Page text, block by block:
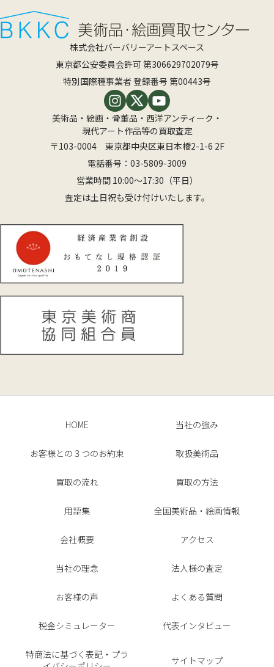
株式会社バーバリーアートスペース
東京都公安委員会許可 第306629702079号
特別国際種事業者 登録番号 第00443号
美術品・絵画・骨董品・西洋アンティーク・
現代アート作品等の買取査定
〒103-0004 東京都中央区東日本橋2-1-6 2F
電話番号： 03-5809-3009
営業時間 10:00〜17:30（平日）
査定は土日祝も受け付けいたします。
HOME 当社の強み
お客様との３つのお約束 取扱美術品
買取の流れ 買取の方法
用語集 全国美術品・絵画情報
会社概要 アクセス
当社の理念 法人様の査定
お客様の声 よくある質問
税金シミュレーター 代表インタビュー
特商法に基づく表記・プラ
サイトマップ